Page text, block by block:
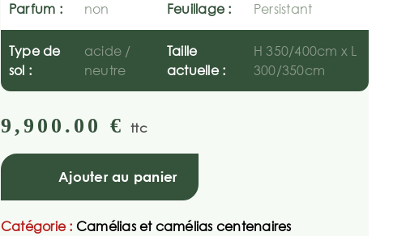
Parfum : non Feuillage : Persistant
Type de
sol :
acide /
neutre
Taille
actuelle :
H 350/400cm x L
300/350cm
9,900.00 € ttc
Ajouter au panier
Catégorie : Camélias et camélias centenaires